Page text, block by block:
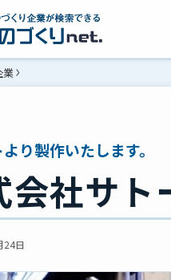
業
り製作いたします。
会社サト
24日